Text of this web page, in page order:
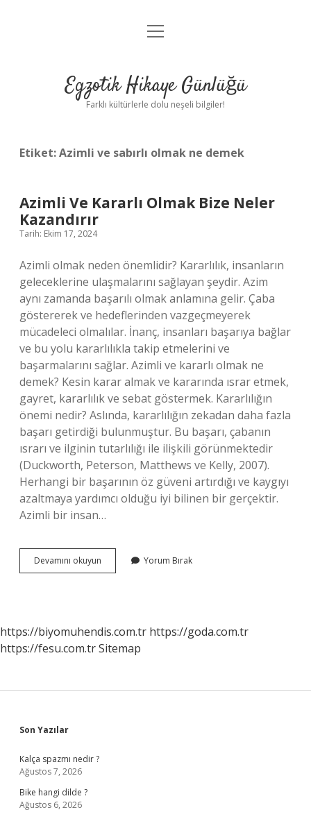
Anasayfa
Yasal Uyarı
menüyü
Egzotik Hikaye Günlüğü
Farklı kültürlerle dolu neşeli bilgiler!
Etiket:Azimli ve sabırlı olmak ne demek
Azimli Ve Kararlı Olmak Bize Neler
Kazandırır
Tarih: Ekim 17, 2024
Azimli olmak neden önemlidir? Kararlılık, insanların
geleceklerine ulaşmalarını sağlayan şeydir. Azim
aynı zamanda başarılı olmak anlamına gelir. Çaba
göstererek ve hedeflerinden vazgeçmeyerek
mücadeleci olmalılar. İnanç, insanları başarıya bağlar
ve bu yolu kararlılıkla takip etmelerini ve
başarmalarını sağlar. Azimli ve kararlı olmak ne
demek? Kesin karar almak ve kararında ısrar etmek,
gayret, kararlılık ve sebat göstermek. Kararlılığın
önemi nedir? Aslında, kararlılığın zekadan daha fazla
başarı getirdiği bulunmuştur. Bu başarı, çabanın
ısrarı ve ilginin tutarlılığı ile ilişkili görünmektedir
(Duckworth, Peterson, Matthews ve Kelly, 2007).
Herhangi bir başarının öz güveni artırdığı ve kaygıyı
azaltmaya yardımcı olduğu iyi bilinen bir gerçektir.
Azimli bir insan…
Devamını okuyun
Ve
Kazandırır
Yorum Bırak
https://biyomuhendis.com.tr https://goda.com.tr
https://fesu.com.trSitemap
Sidebar
Son Yazılar
Kalça spazmı nedir ?
Ağustos 7, 2026
Bike hangi dilde ?
Ağustos 6, 2026